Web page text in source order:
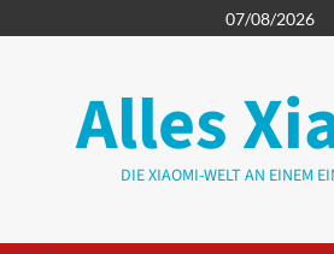
Inhalt
07/08/2026
Alles
DIE XIAOMI-WELT AN EINEM